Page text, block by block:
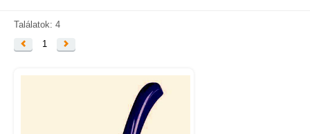
SZÁLLÍTÁSI INFORMÁCIÓK
VÁSÁRLÁSI FELTÉTELEK
KAPCSOLAT
Találatok: 4
1